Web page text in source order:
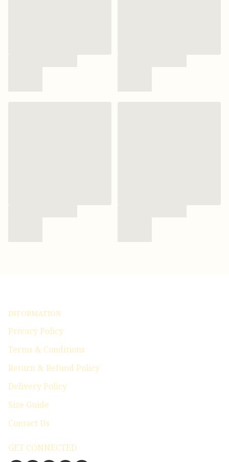
INFORMATION
Privacy Policy
Terms & Conditions
Return & Refund Policy
Delivery Policy
Size Guide
Contact Us
GET CONNECTED